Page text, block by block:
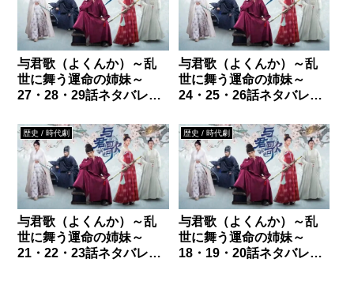
与君歌（よくんか）～乱
世に舞う運命の姉妹～
27・28・29話ネタバレ｜
与君歌（よくんか）～乱
世に舞う運命の姉妹～
24・25・26話ネタバレ｜
歴史 / 時代劇
与君歌（よくんか）～乱
世に舞う運命の姉妹～
21・22・23話ネタバレ｜
歴史 / 時代劇
与君歌（よくんか）～乱
世に舞う運命の姉妹～
18・19・20話ネタバレ｜